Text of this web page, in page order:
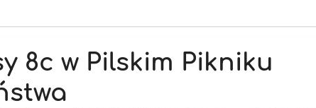
8c w Pilskim Pikniku